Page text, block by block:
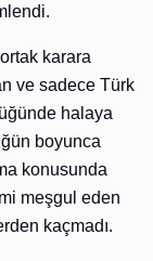
karara
ve sadece Türk
halaya
boyunca
konusunda
meşgul eden
kaçmadı.